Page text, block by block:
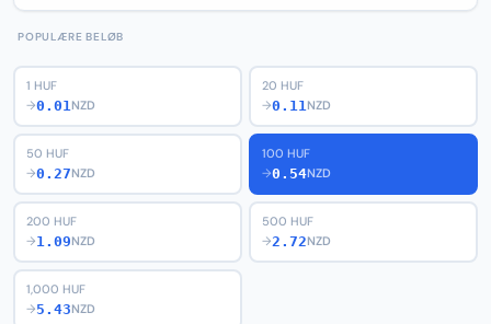
POPULÆRE BELØB
1 HUF
→0.01NZD
20 HUF
→0.11NZD
50 HUF
→0.27NZD
100 HUF
→0.54NZD
200 HUF
→1.09NZD
500 HUF
→2.72NZD
1,000 HUF
→5.43NZD